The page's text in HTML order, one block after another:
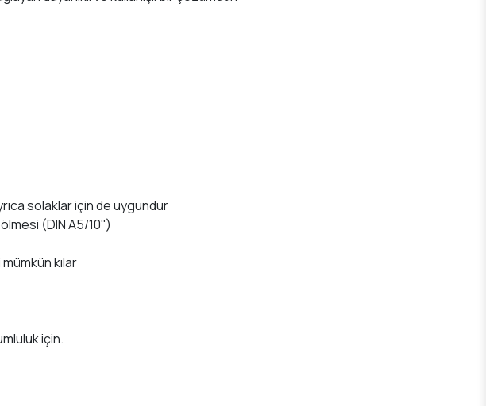
solaklar için de uygundur
(DIN A5/10'')
kılar
için.